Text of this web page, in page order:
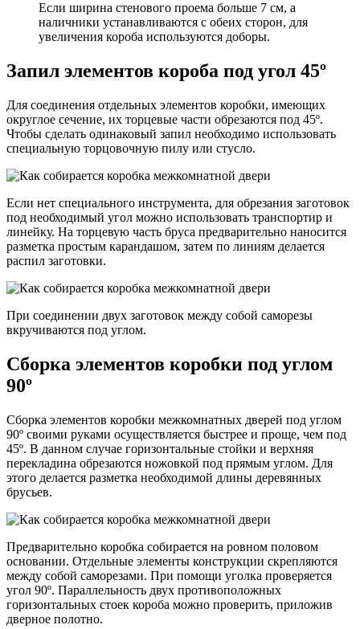
Если ширина стенового проема больше 7 см, а
наличники устанавливаются с обеих сторон, для
увеличения короба используются доборы.
Запил элементов короба под угол 45º
Для соединения отдельных элементов коробки, имеющих
округлое сечение, их торцевые части обрезаются под 45º.
Чтобы сделать одинаковый запил необходимо использовать
специальную торцовочную пилу или стусло.
Если нет специального инструмента, для обрезания заготовок
под необходимый угол можно использовать транспортир и
линейку. На торцевую часть бруса предварительно наносится
разметка простым карандашом, затем по линиям делается
распил заготовки.
При соединении двух заготовок между собой саморезы
вкручиваются под углом.
Сборка элементов коробки под углом
90º
Сборка элементов коробки межкомнатных дверей под углом
90º своими руками осуществляется быстрее и проще, чем под
45º. В данном случае горизонтальные стойки и верхняя
перекладина обрезаются ножовкой под прямым углом. Для
этого делается разметка необходимой длины деревянных
брусьев.
Предварительно коробка собирается на ровном половом
основании. Отдельные элементы конструкции скрепляются
между собой саморезами. При помощи уголка проверяется
угол 90º. Параллельность двух противоположных
горизонтальных стоек короба можно проверить, приложив
дверное полотно.